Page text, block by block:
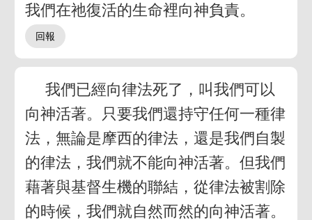
我們在祂復活的生命裡向神負責。
我們已經向律法死了，叫我們可以
向神活著。只要我們還持守任何一種律
法，無論是摩西的律法，還是我們自製
的律法，我們就不能向神活著。但我們
藉著與基督生機的聯結，從律法被割除
的時候，我們就自然而然的向神活著。